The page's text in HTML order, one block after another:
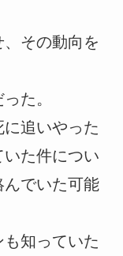
、その動向を
た。
追いやった
た件につい
でいた可能
知っていた